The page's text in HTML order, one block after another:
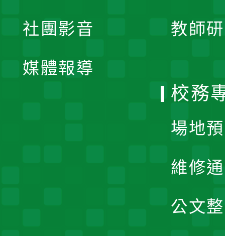
教師
社團影音
媒體報導
校務
場地
維修
公文